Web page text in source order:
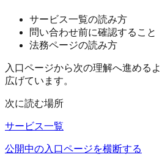
サービス一覧の読み方
問い合わせ前に確認すること
法務ページの読み方
入口ページから次の理解へ進める
広げています。
次に読む場所
サービス一覧
公開中の入口ページを横断する